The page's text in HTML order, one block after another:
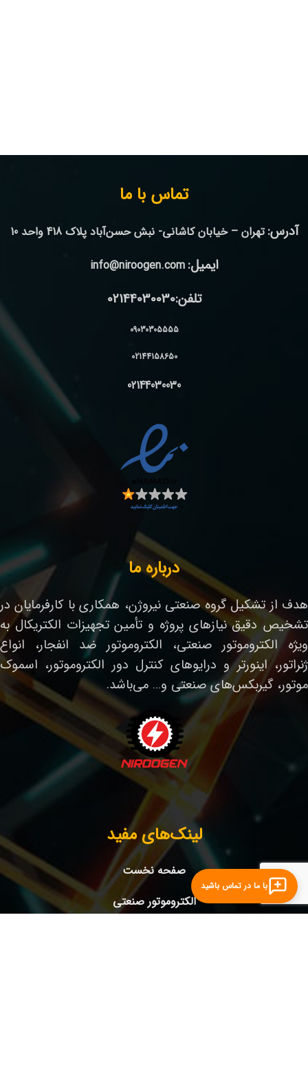
تماس با ما
آدرس: تهران – خیابان کاشانی- نبش حسن‌آباد پلاک 418 واحد 10
ایمیل: info@niroogen.com
تلفن:02144030030
09030305555
02144158650
02144030030
درباره ما
هدف از تشکیل گروه صنعتی نیروژن، همکاری با کارفرمایان در
تشخیص دقیق نیازهای پروژه و تأمین تجهیزات الکتریکال به
ویژه الکتروموتور صنعتی، الکتروموتور ضد انفجار، انواع
ژنراتور، اینورتر و درایوهای کنترل دور الکتروموتور، اسموک
موتور، گیربکس‌های صنعتی و… می‌باشد.
لینک‌های مفید
صفحه نخست
الکتروموتور صنعتی
با ما در تماس باشید